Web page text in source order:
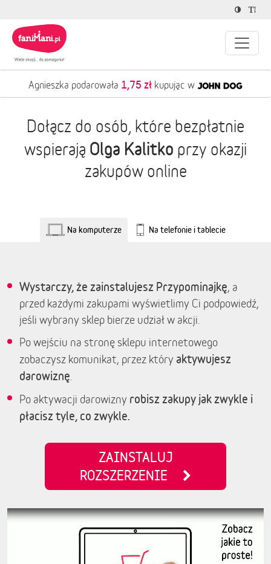
Agnieszka podarowała 1,75 zł kupując w
Dołącz do osób, które bezpłatnie
wspierają Olga Kalitko przy okazji
zakupów online
Na komputerze Na telefonie i tablecie
Wystarczy, że zainstalujesz Przypominajkę, a
przed każdymi zakupami wyświetlimy Ci podpowiedź,
jeśli wybrany sklep bierze udział w akcji.
Po wejściu na stronę sklepu internetowego
zobaczysz komunikat, przez który aktywujesz
darowiznę
Po aktywacji darowizny robisz zakupy jak zwykle i
płacisz tyle, co zwykle.
ZAINSTALUJ
ROZSZERZENIE